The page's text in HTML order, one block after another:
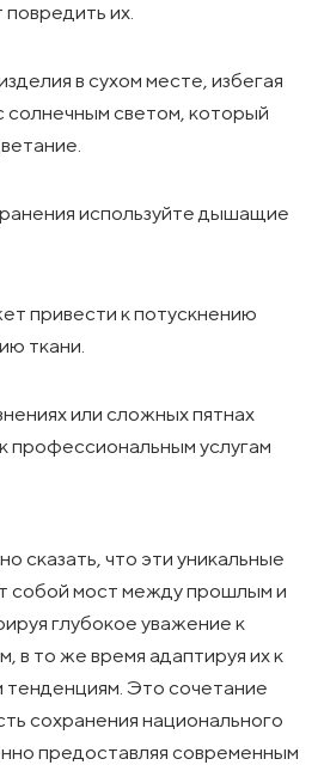
их.
в сухом месте, избегая
солнечным светом, который
используйте дышащие
привести к потускнению
ткани.
или сложных пятнах
профессиональным услугам
сказать, что эти уникальные
собой мост между прошлым и
глубокое уважение к
в то же время адаптируя их к
Это сочетание
сохранения национального
предоставляя современным